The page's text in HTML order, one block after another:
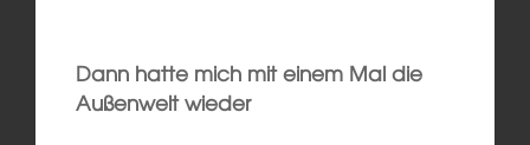
Dann hatte mich mit einem Mal die
Außenwelt wieder